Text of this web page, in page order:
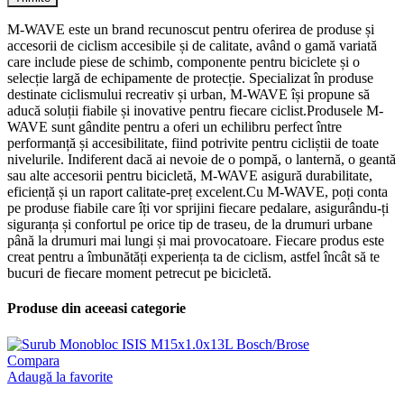
M-WAVE este un brand recunoscut pentru oferirea de produse și
accesorii de ciclism accesibile și de calitate, având o gamă variată
care include piese de schimb, componente pentru biciclete și o
selecție largă de echipamente de protecție. Specializat în produse
destinate ciclismului recreativ și urban, M-WAVE își propune să
aducă soluții fiabile și inovative pentru fiecare ciclist.Produsele M-
WAVE sunt gândite pentru a oferi un echilibru perfect între
performanță și accesibilitate, fiind potrivite pentru cicliștii de toate
nivelurile. Indiferent dacă ai nevoie de o pompă, o lanternă, o geantă
sau alte accesorii pentru bicicletă, M-WAVE asigură durabilitate,
eficiență și un raport calitate-preț excelent.Cu M-WAVE, poți conta
pe produse fiabile care îți vor sprijini fiecare pedalare, asigurându-ți
siguranța și confortul pe orice tip de traseu, de la drumuri urbane
până la drumuri mai lungi și mai provocatoare. Fiecare produs este
creat pentru a îmbunătăți experiența ta de ciclism, astfel încât să te
bucuri de fiecare moment petrecut pe bicicletă.
Produse din aceeasi categorie
Compara
Adaugă la favorite